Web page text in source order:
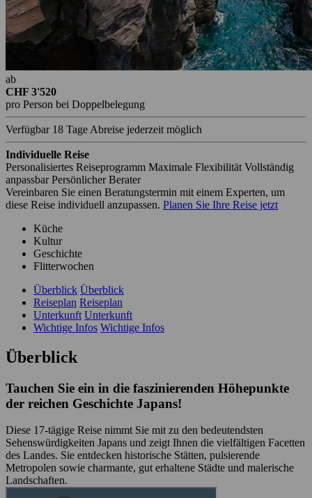
ab
CHF 3'520
pro Person bei Doppelbelegung
Verfügbar 18 Tage Abreise jederzeit möglich
Individuelle Reise
Personalisiertes Reiseprogramm Maximale Flexibilität Vollständig
anpassbar Persönlicher Berater
Vereinbaren Sie einen Beratungstermin mit einem Experten, um
diese Reise individuell anzupassen. Planen Sie Ihre Reise jetzt
Küche
Kultur
Geschichte
Flitterwochen
Überblick Überblick
Reiseplan Reiseplan
Unterkunft Unterkunft
Wichtige Infos Wichtige Infos
Überblick
Tauchen Sie ein in die faszinierenden Höhepunkte
der reichen Geschichte Japans!
Diese 17-tägige Reise nimmt Sie mit zu den bedeutendsten
Sehenswürdigkeiten Japans und zeigt Ihnen die vielfältigen Facetten
des Landes. Sie entdecken historische Stätten, pulsierende
Metropolen sowie charmante, gut erhaltene Städte und malerische
Landschaften.